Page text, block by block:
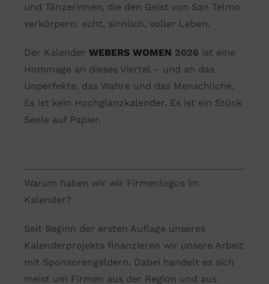
und Tänzerinnen, die den Geist von San Telmo
verkörpern: echt, sinnlich, voller Leben.
Der Kalender WEBERS WOMEN 2026 ist eine
Hommage an dieses Viertel – und an das
Unperfekte, das Wahre und das Menschliche.
Es ist kein Hochglanzkalender. Es ist ein Stück
Seele auf Papier.
Warum haben wir wir Firmenlogos im
Kalender?
Seit Beginn der ersten Auflage unseres
Kalenderprojekts finanzieren wir unsere Arbeit
mit Sponsorengeldern. Dabei handelt es sich
meist um Firmen aus der Region und aus